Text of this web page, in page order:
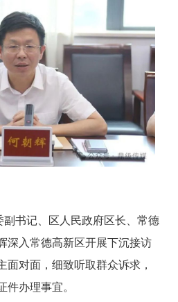
书记、区人民政府区长、常德
深入常德高新区开展下沉接访
面对面，细致听取群众诉求，
件办理事宜。